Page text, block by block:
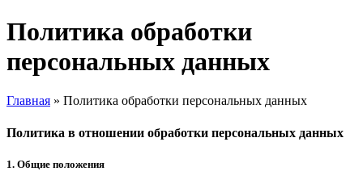
Политика обработки
персональных данных
Главная » Политика обработки персональных данных
Политика в отношении обработки персональных данных
1. Общие положения